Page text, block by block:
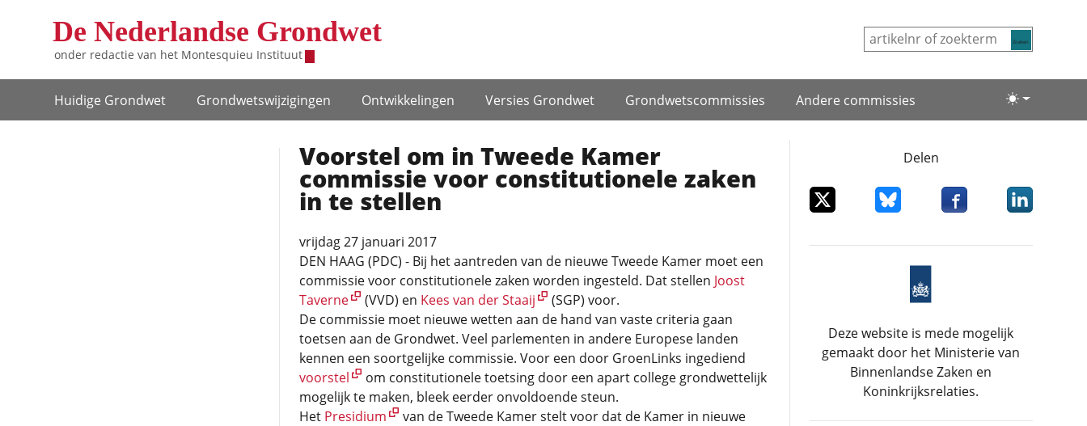
De Nederlandse Grondwet
onder redactie van het Montesquieu Instituut
Lichte/
Hoofdnavigatie
Huidige Grondwet Grondwets­wijzigingen Ontwikke­lingen Versies Grondwet Grondwets­commissies Andere commissies
Voorstel om in Tweede Kamer
commissie voor constitutionele zaken
in te stellen
vrijdag 27 januari 2017
DEN HAAG (PDC) - Bij het aantreden van de nieuwe Tweede Kamer moet een
commissie voor constitutionele zaken worden ingesteld. Dat stellen Joost
Taverne
(VVD) en Kees van der Staaij
(SGP) voor.
De commissie moet nieuwe wetten aan de hand van vaste criteria gaan
toetsen aan de Grondwet. Veel parlementen in andere Europese landen
kennen een soortgelijke commissie. Voor een door GroenLinks ingediend
voorstel
om constitutionele toetsing door een apart college grondwettelijk
mogelijk te maken, bleek eerder onvoldoende steun.
Het Presidium
van de Tweede Kamer stelt voor dat de Kamer in nieuwe
Delen
Deel dit item op XDeel dit item op Bluesky
Deel dit item op
Deel dit
Deze website is mede mogelijk
gemaakt door het Ministerie van
Binnenlandse Zaken en
Koninkrijksrelaties.